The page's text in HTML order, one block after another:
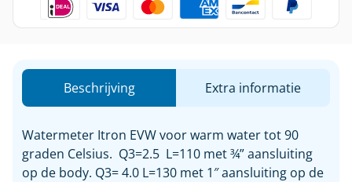
Beschrijving Extra informatie
Watermeter Itron EVW voor warm water tot 90
graden Celsius. Q3=2.5 L=110 met ¾” aansluiting
op de body. Q3= 4.0 L=130 met 1″ aansluiting op de